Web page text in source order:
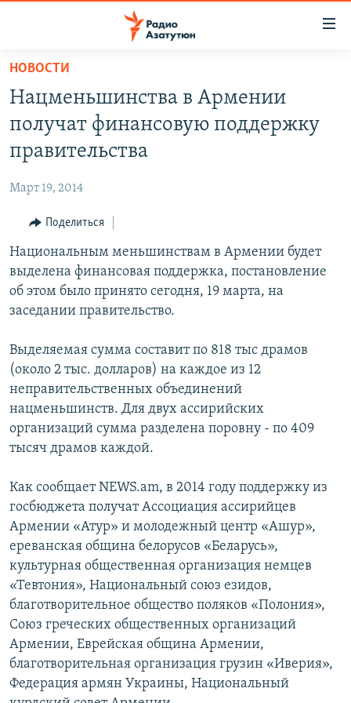
Перейти
основному
содержанию
Перейти
основной
навигации
Перейти
поиску
НОВОСТИ
ПОЛИТИКА
ЭКОНОМИКА
РЕГИОН
НАГОРНЫЙ КАРАБАХ
КУЛЬТУРА
СПОРТ
English
Русский
Все сайты Радио Азатутюн
НОВОСТИ
Нацменьшинства в Армении
получат финансовую поддержку
правительства
Март 19, 2014
Поделиться
Национальным меньшинствам в Армении будет
выделена финансовая поддержка, постановление
об этом было принято сегодня, 19 марта, на
заседании правительство.
Выделяемая сумма составит по 818 тыс драмов
(около 2 тыс. долларов) на каждое из 12
неправительственных объединений
нацменьшинств. Для двух ассирийских
организаций сумма разделена поровну - по 409
тысяч драмов каждой.
Как сообщает NEWS.am, в 2014 году поддержку из
госбюджета получат Ассоциация ассирийцев
Армении «Атур» и молодежный центр «Ашур»,
ереванская община белорусов «Беларусь»,
культурная общественная организация немцев
«Тевтония», Национальный союз езидов,
благотворительное общество поляков «Полония»,
Союз греческих общественных организаций
Армении, Еврейская община Армении,
благотворительная организация грузин «Иверия»,
Федерация армян Украины, Национальный